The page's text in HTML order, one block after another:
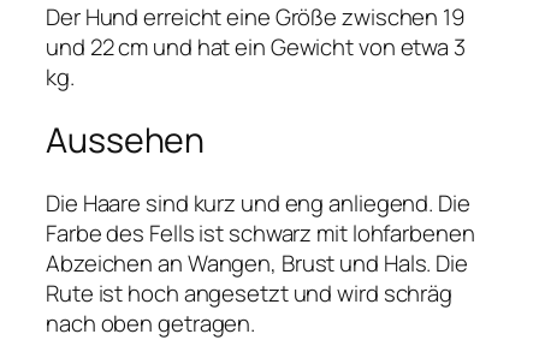
Der Hund erreicht eine Größe zwischen 19
und 22 cm und hat ein Gewicht von etwa 3
kg.
Aussehen
Die Haare sind kurz und eng anliegend. Die
Farbe des Fells ist schwarz mit lohfarbenen
Abzeichen an Wangen, Brust und Hals. Die
Rute ist hoch angesetzt und wird schräg
nach oben getragen.